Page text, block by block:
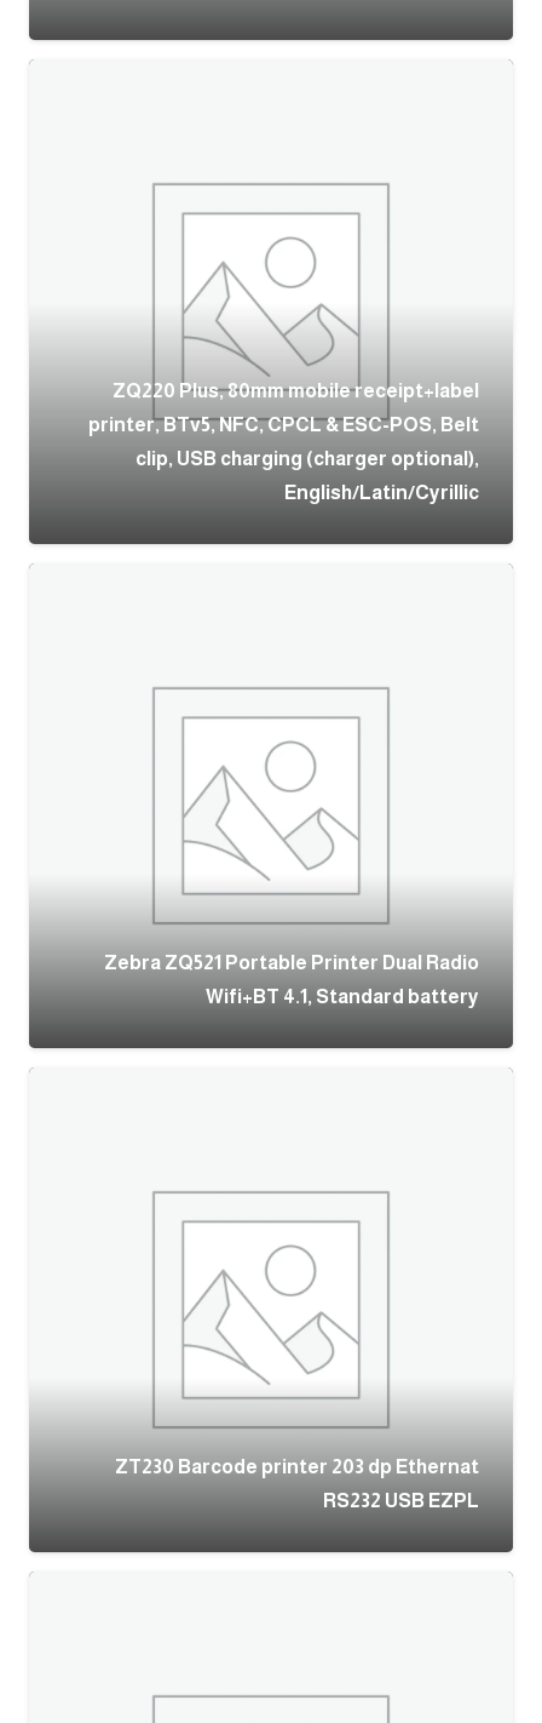
ZQ220 Plus, 80mm mobile receipt+label
printer, BTv5, NFC, CPCL & ESC-POS, Belt
clip, USB charging (charger optional),
English/Latin/Cyrillic
Zebra ZQ521 Portable Printer Dual Radio
Wifi+BT 4.1, Standard battery
ZT230 Barcode printer 203 dp Ethernat
RS232 USB EZPL